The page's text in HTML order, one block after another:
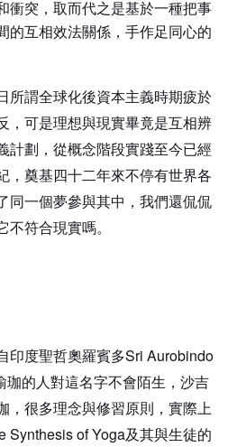
衝突，取而代之是基於一種把事
的互相效法關係，手作足同心的
所謂全球化後資本主義時期疲於
，可是理想與現實畢竟是互相辨
計劃，從概念階段實踐至今已經
，奠基四十二年來不停有世界各
同一個夢參與其中，我們還侃侃
不符合現實嗎。
印度聖哲奧羅賓多Sri Aurobindo
珈的人對這名字不會陌生，沙吉
，很多理念與修習原則，實際上
Synthesis of Yoga及其與生徒的